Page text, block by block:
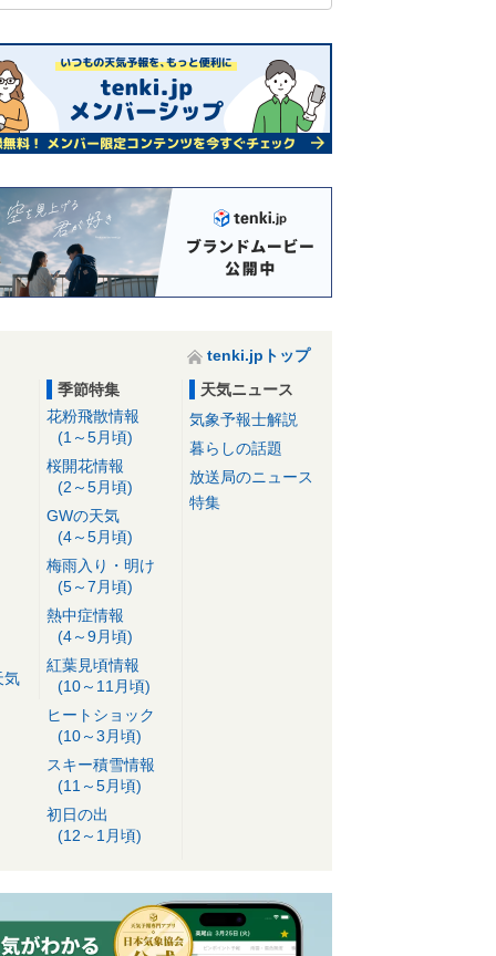
tenki.jpトップ
気
季節特集
花粉飛散情報
(1～5月頃)
桜開花情報
(2～5月頃)
GWの天気
(4～5月頃)
梅雨入り・明け
(5～7月頃)
熱中症情報
(4～9月頃)
紅葉見頃情報
(10～11月頃)
ヒートショック
(10～3月頃)
スキー積雪情報
(11～5月頃)
初日の出
(12～1月頃)
天気ニュース
気象予報士解説
暮らしの話題
放送局のニュース
特集